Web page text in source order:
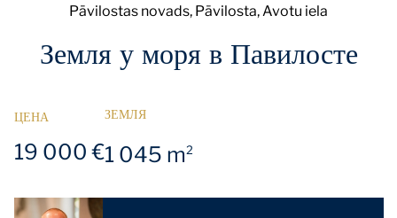
Pāvilostas novads, Pāvilosta, Avotu iela
Земля у моря в Павилосте
ЦЕНА
19 000 €
ЗЕМЛЯ
1 045 m2